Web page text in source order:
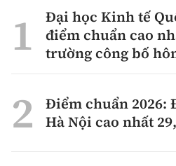
Đại học Kinh tế
điểm chuẩn cao
trường công bố
Điểm chuẩn 2026:
Hà Nội cao nhất